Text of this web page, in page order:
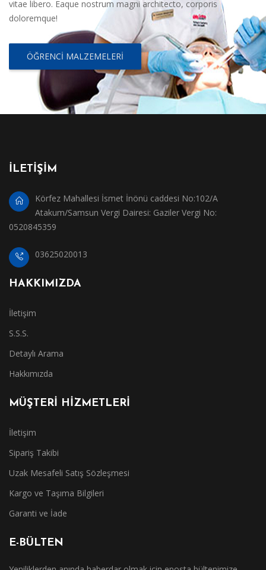
vitae libero. Eaque nostrum magni architecto, corporis
doloremque!
ÖĞRENCI MALZEMELERI
İLETİŞİM
Körfez Mahallesi İsmet İnönü caddesi No:102/A
Atakum/Samsun Vergi Dairesi: Gaziler Vergi No:
0520845359
03625020013
HAKKIMIZDA
İletişim
S.S.S.
Detaylı Arama
Hakkımızda
MÜŞTERİ HİZMETLERİ
İletişim
Sipariş Takibi
Uzak Mesafeli Satış Sözleşmesi
Kargo ve Taşıma Bilgileri
Garanti ve İade
E-BÜLTEN